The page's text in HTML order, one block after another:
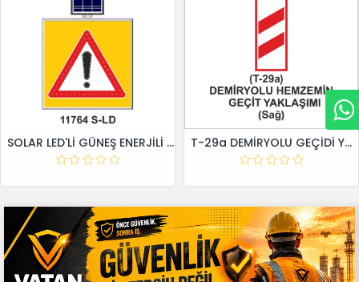
SOLAR LED'Lİ GÜNEŞ ENERJİLİ LEVHA T-29a DEMİRYOLU GEÇİDİ YAKLAŞIM LEVHALARI (Sağ)